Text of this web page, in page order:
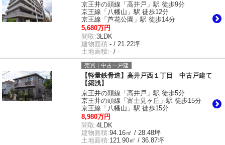
京王井の頭線「高井戸」駅 徒歩9分
京王線「八幡山」駅 徒歩12分
京王線「芦花公園」駅 徒歩14分
5,680万円
間取:3LDK
建物面積:- / 21.22坪
土地面積:- / -
売買｜中古一戸建
【軽量鉄骨造】高井戸西１丁目 中古戸建て
【築浅】
京王井の頭線「高井戸」駅 徒歩5分
京王井の頭線「富士見ヶ丘」駅 徒歩15分
京王線「八幡山」駅 徒歩15分
8,980万円
間取:4LDK
建物面積:94.16㎡ / 28.48坪
土地面積:121.90㎡ / 36.87坪